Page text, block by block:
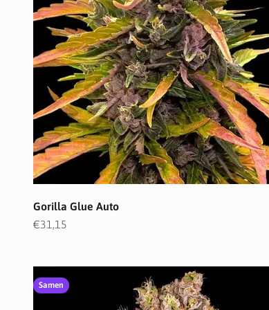
Gorilla Glue Auto
Angebot
€31,15
Samen